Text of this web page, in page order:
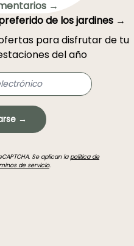
→
de los jardines →
para disfrutar de tu
del año
→
Se aplican lapolítica de
de servicio.